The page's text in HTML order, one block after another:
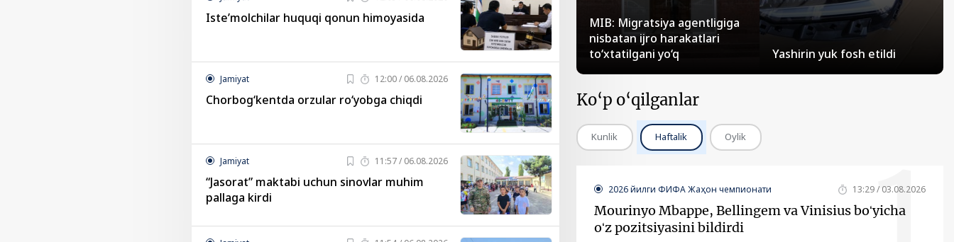
Iste’molchilar huquqi qonun himoyasida
Jamiyat 12:00 / 06.08.2026
Chorbog‘kentda orzular ro‘yobga chiqdi
Jamiyat 11:57 / 06.08.2026
“Jasorat” maktabi uchun sinovlar muhim
pallaga kirdi
MIB: Migratsiya agentligiga
nisbatan ijro harakatlari
to‘xtatilgani yo‘q
Yashirin yuk fosh etildi
Ko‘p o‘qilganlar
Kunlik Haftalik Oylik
2026 йилги ФИФА Жаҳон чемпионати 13:29 / 03.08.2026
Mourinyo Mbappe, Bellingem va Vinisius boʻyicha
oʻz pozitsiyasini bildirdi
1